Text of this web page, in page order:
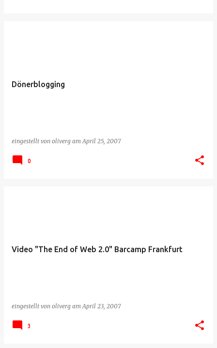
Dönerblogging
eingestellt von oliverg amApril 25, 2007
0
Video "The End of Web 2.0" Barcamp Frankfurt
eingestellt von oliverg amApril 23, 2007
3